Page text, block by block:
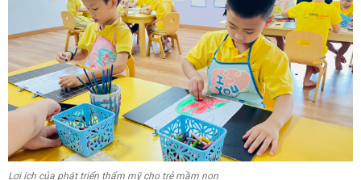
Lợi ích của phát triển thẩm mỹ cho trẻ mầm non